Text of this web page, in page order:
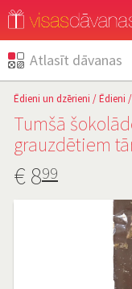
Atlasīt dāvanas
Ēdieni un dzērieni /Ēdieni /
Tumšā
grauzdētiem
€899